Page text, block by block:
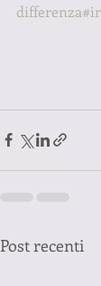
differenza
Post recenti